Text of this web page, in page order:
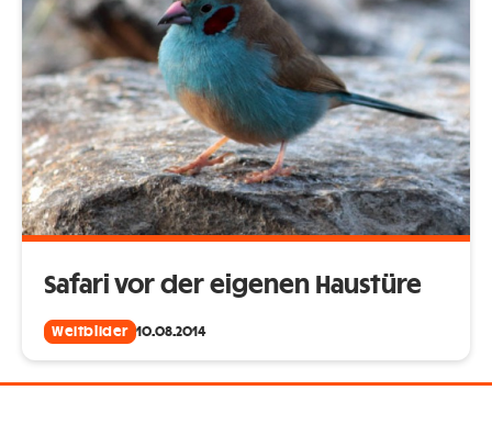
Safari vor der eigenen Haustüre
Weltbilder 10.08.2014